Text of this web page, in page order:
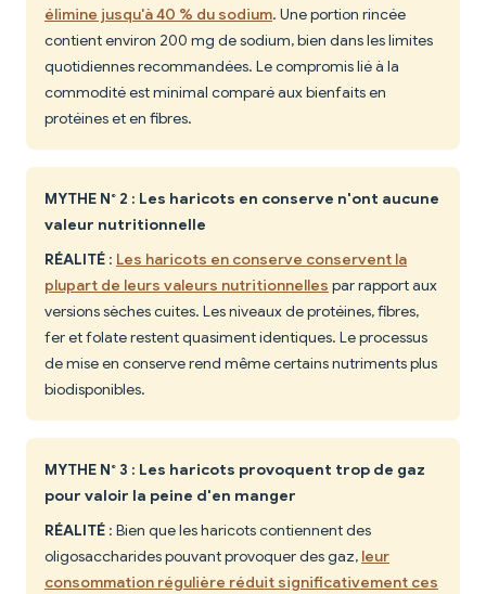
élimine jusqu'à 40 % du sodium. Une portion rincée
contient environ 200 mg de sodium, bien dans les limites
quotidiennes recommandées. Le compromis lié à la
commodité est minimal comparé aux bienfaits en
protéines et en fibres.
MYTHE N° 2 : Les haricots en conserve n'ont aucune
valeur nutritionnelle
RÉALITÉ : Les haricots en conserve conservent la
plupart de leurs valeurs nutritionnelles par rapport aux
versions sèches cuites. Les niveaux de protéines, fibres,
fer et folate restent quasiment identiques. Le processus
de mise en conserve rend même certains nutriments plus
biodisponibles.
MYTHE N° 3 : Les haricots provoquent trop de gaz
pour valoir la peine d'en manger
RÉALITÉ : Bien que les haricots contiennent des
oligosaccharides pouvant provoquer des gaz, leur
consommation régulière réduit significativement ces